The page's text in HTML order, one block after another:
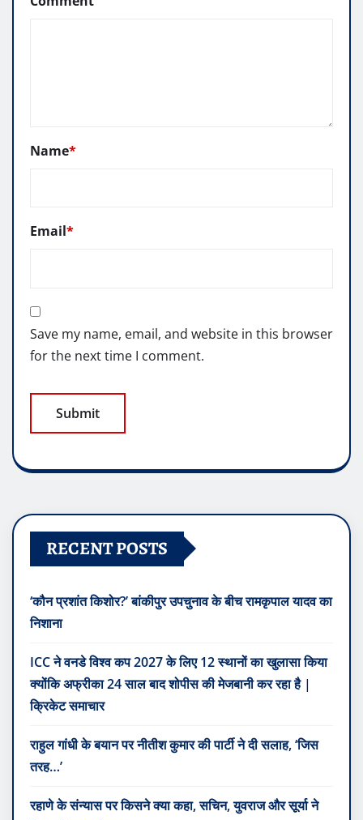
Name*
Email*
Save my name, email, and website in this browser
for the next time I comment.
RECENT POSTS
‘कौन प्रशांत किशोर?’ बांकीपुर उपचुनाव के बीच रामकृपाल यादव का
निशाना
ICC ने वनडे विश्व कप 2027 के लिए 12 स्थानों का खुलासा किया
क्योंकि अफ्रीका 24 साल बाद शोपीस की मेजबानी कर रहा है |
क्रिकेट समाचार
राहुल गांधी के बयान पर नीतीश कुमार की पार्टी ने दी सलाह, ‘जिस
तरह…’
रहाणे के संन्यास पर किसने क्या कहा, सचिन, युवराज और सूर्या ने